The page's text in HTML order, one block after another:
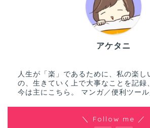
アケタニ
人生が「楽」であるために、私の楽し
の、生きていく上で大事なことを記録
今は主にこちら。 マンガ／便利ツー
＼ Follow me ／